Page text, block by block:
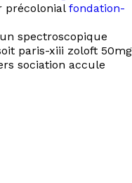
précolonial fondation-
spectroscopique
paris-xiii zoloft 50mg
sociation accule